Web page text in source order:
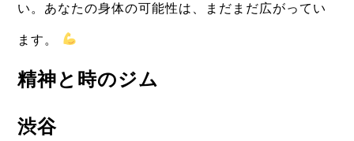
い。あなたの身体の可能性は、まだまだ広がってい
ます。
精神と時のジム
渋谷